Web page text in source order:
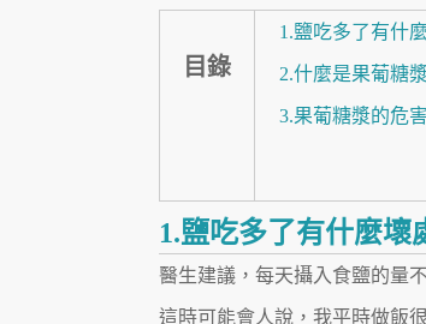
目錄
1.鹽吃多了有什
2.什麼是果葡糖
3.果葡糖漿的危
1.鹽吃多了有什麼壞
醫生建議，每天攝入食鹽的量
這時可能會人說，我平時做飯